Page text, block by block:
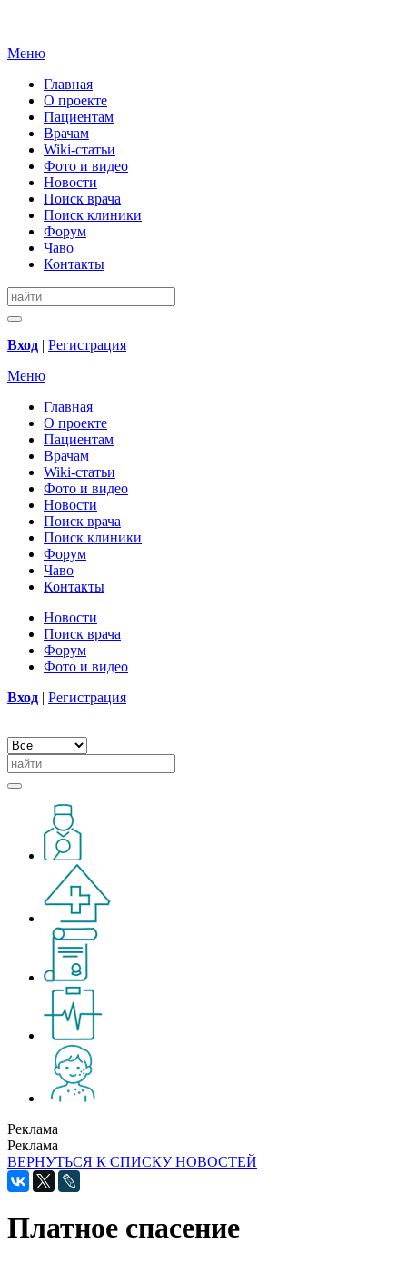
Меню
Главная
О проекте
Пациентам
Врачам
Wiki-статьи
Фото и видео
Новости
Поиск врача
Поиск клиники
Форум
Чаво
Контакты
Вход | Регистрация
Меню
Главная
О проекте
Пациентам
Врачам
Wiki-статьи
Фото и видео
Новости
Поиск врача
Поиск клиники
Форум
Чаво
Контакты
Новости
Поиск врача
Форум
Фото и видео
Вход | Регистрация
Реклама
Реклама
ВЕРНУТЬСЯ К СПИСКУ НОВОСТЕЙ
Платное спасение